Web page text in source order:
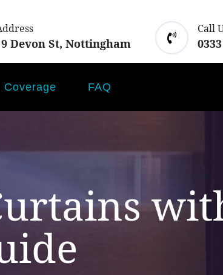
Devon St, Nottingham
Call
Coverage FAQ